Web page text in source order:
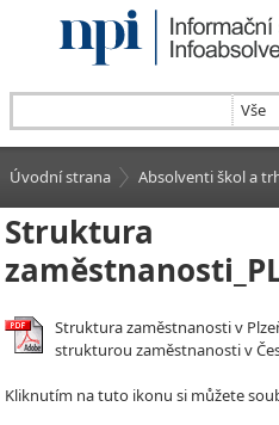
Úvodní strana Absolventi škol a
Struktura
Struktura zaměstnanosti v
strukturou zaměstnanosti v
Kliknutím na tuto ikonu si můžete